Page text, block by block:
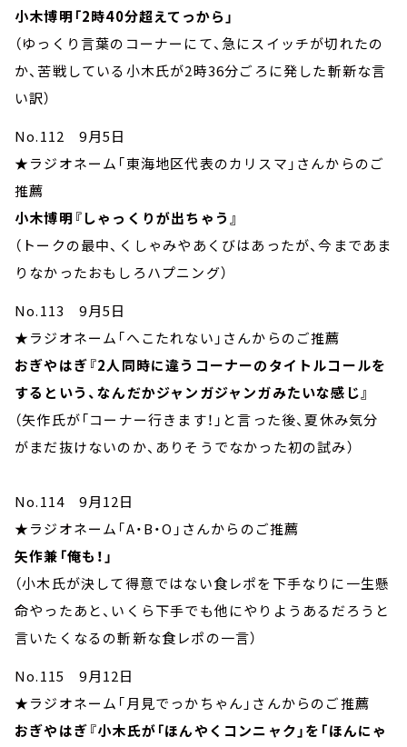
小木博明「2時40分超えてっから」
（ゆっくり言葉のコーナーにて、急にスイッチが切れたの
か、苦戦している小木氏が2時36分ごろに発した斬新な言
い訳）
No.112 9月5日
★ラジオネーム「東海地区代表のカリスマ」さんからのご
推薦
小木博明『しゃっくりが出ちゃう』
（トークの最中、くしゃみやあくびはあったが、今まであま
りなかったおもしろハプニング）
No.113 9月5日
★ラジオネーム「へこたれない」さんからのご推薦
おぎやはぎ『2人同時に違うコーナーのタイトルコールを
するという、なんだかジャンガジャンガみたいな感じ』
（矢作氏が「コーナー行きます！」と言った後、夏休み気分
がまだ抜けないのか、ありそうでなかった初の試み）
No.114 9月12日
★ラジオネーム「A・B・O」さんからのご推薦
矢作兼「俺も！」
（小木氏が決して得意ではない食レポを下手なりに一生懸
命やったあと、いくら下手でも他にやりようあるだろうと
言いたくなるの斬新な食レポの一言）
No.115 9月12日
★ラジオネーム「月見でっかちゃん」さんからのご推薦
おぎやはぎ『小木氏が「ほんやくコンニャク」を「ほんにゃ